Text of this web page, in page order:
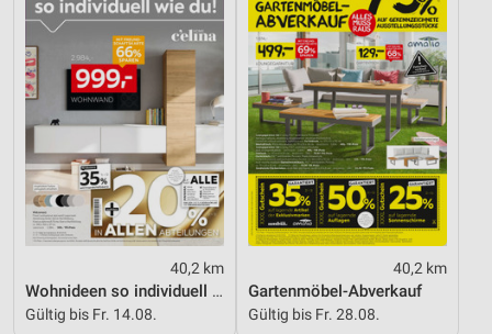
40,2 km
Wohnideen so individuell wie du!
Gültig bis Fr. 14.08.
40,2 km
Gartenmöbel-Abverkauf
Gültig bis Fr. 28.08.